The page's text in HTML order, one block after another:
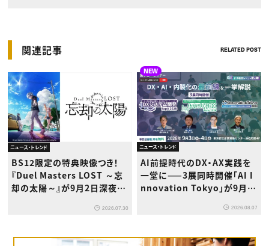
関連記事 RELATED POST
ニュース・トレンド
BS12限定の特典映像つき！
『Duel Masters LOST ～忘
却の太陽～』が9月2日深夜か
2026.07.30
NEW
ニュース・トレンド
AI前提時代のDX・AX実践を
一堂に——3展同時開催「AI I
nnovation Tokyo」が9月浜
2026.08.07